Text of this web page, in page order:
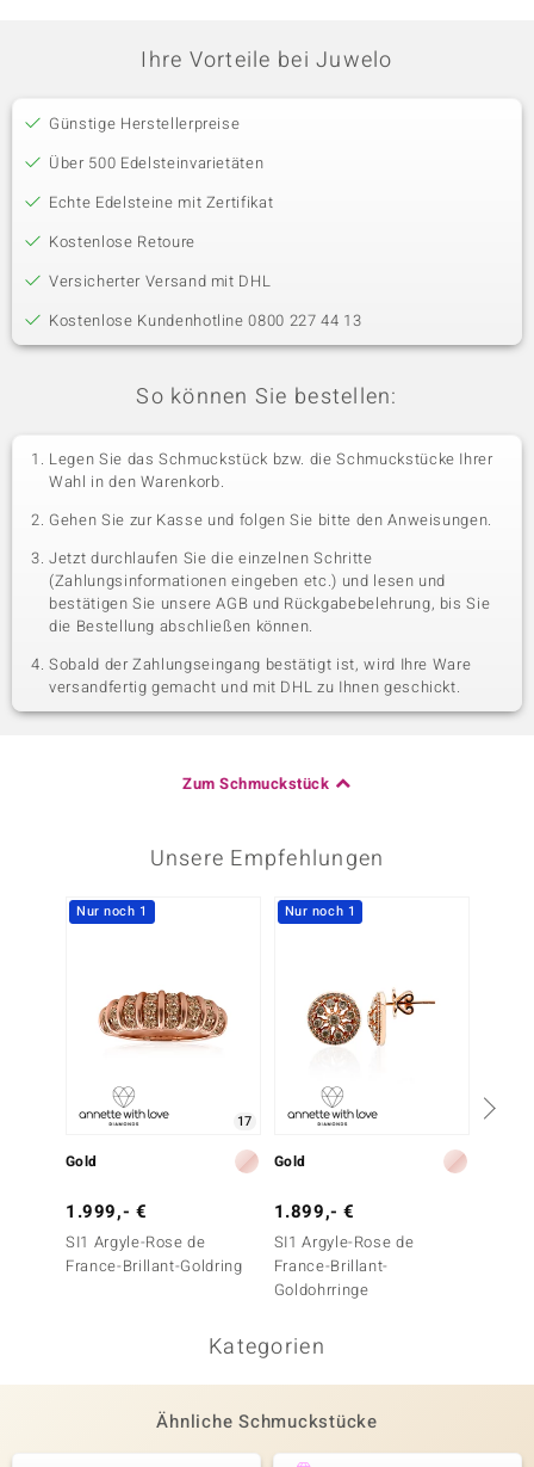
Ihre Vorteile bei Juwelo
Günstige Herstellerpreise
Über 500 Edelsteinvarietäten
Echte Edelsteine mit Zertifikat
Kostenlose Retoure
Versicherter Versand mit DHL
Kostenlose Kundenhotline 0800 227 44 13
So können Sie bestellen:
Legen Sie das Schmuckstück bzw. die Schmuckstücke Ihrer
Wahl in den Warenkorb.
Gehen Sie zur Kasse und folgen Sie bitte den Anweisungen.
Jetzt durchlaufen Sie die einzelnen Schritte
(Zahlungsinformationen eingeben etc.) und lesen und
bestätigen Sie unsere AGB und Rückgabebelehrung, bis Sie
die Bestellung abschließen können.
Sobald der Zahlungseingang bestätigt ist, wird Ihre Ware
versandfertig gemacht und mit DHL zu Ihnen geschickt.
Zum Schmuckstück
Unsere Empfehlungen
Nur noch 1
17
Gold
1.999,- €
SI1 Argyle-Rose de
France-Brillant-Goldring
Nur noch 1
Gold
1.899,- €
SI1 Argyle-Rose de
France-Brillant-
Goldohrringe
Kategorien
Ähnliche Schmuckstücke